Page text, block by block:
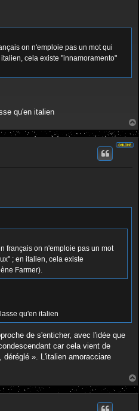
on n'emploie pas un mot qui
cela existe "innamoramento"
qu'en italien
français on n'emploie pas un mot
; en italien, cela existe
Farmer).
qu'en italien
de s'enticher, avec l'idée que
car cela vient de
déréglé ». L'italien amoracciare